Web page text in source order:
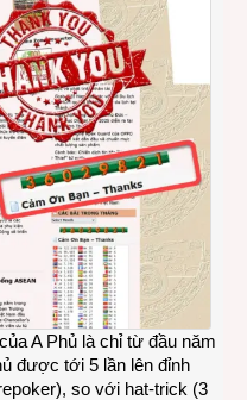
A Phủ là chỉ từ đầu năm
được tới 5 lần lên đỉnh
so với hat-trick (3